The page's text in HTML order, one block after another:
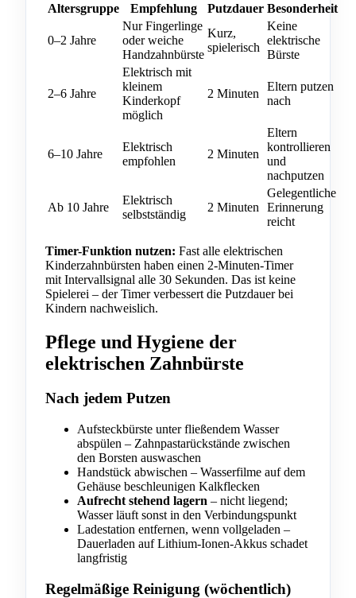
Altersgruppe Empfehlung Putzdauer Besonderheit
0–2 Jahre
Nur Fingerlinge
oder weiche
Handzahnbürste
Kurz,
spielerisch
Keine
elektrische
Bürste
2–6 Jahre
Elektrisch mit
kleinem
Kinderkopf
möglich
2 Minuten
Eltern putzen
nach
6–10 Jahre
Elektrisch
empfohlen
2 Minuten
Eltern
kontrollieren
und
nachputzen
Ab 10 Jahre
Elektrisch
selbstständig
2 Minuten
Gelegentliche
Erinnerung
reicht
Timer-Funktion nutzen: Fast alle elektrischen
Kinderzahnbürsten haben einen 2-Minuten-Timer
mit Intervallsignal alle 30 Sekunden. Das ist keine
Spielerei – der Timer verbessert die Putzdauer bei
Kindern nachweislich.
Pflege und Hygiene der
elektrischen Zahnbürste
Nach jedem Putzen
Aufsteckbürste unter fließendem Wasser
abspülen – Zahnpastarückstände zwischen
den Borsten auswaschen
Handstück abwischen – Wasserfilme auf dem
Gehäuse beschleunigen Kalkflecken
Aufrecht stehend lagern – nicht liegend;
Wasser läuft sonst in den Verbindungspunkt
Ladestation entfernen, wenn vollgeladen –
Dauerladen auf Lithium-Ionen-Akkus schadet
langfristig
Regelmäßige Reinigung (wöchentlich)